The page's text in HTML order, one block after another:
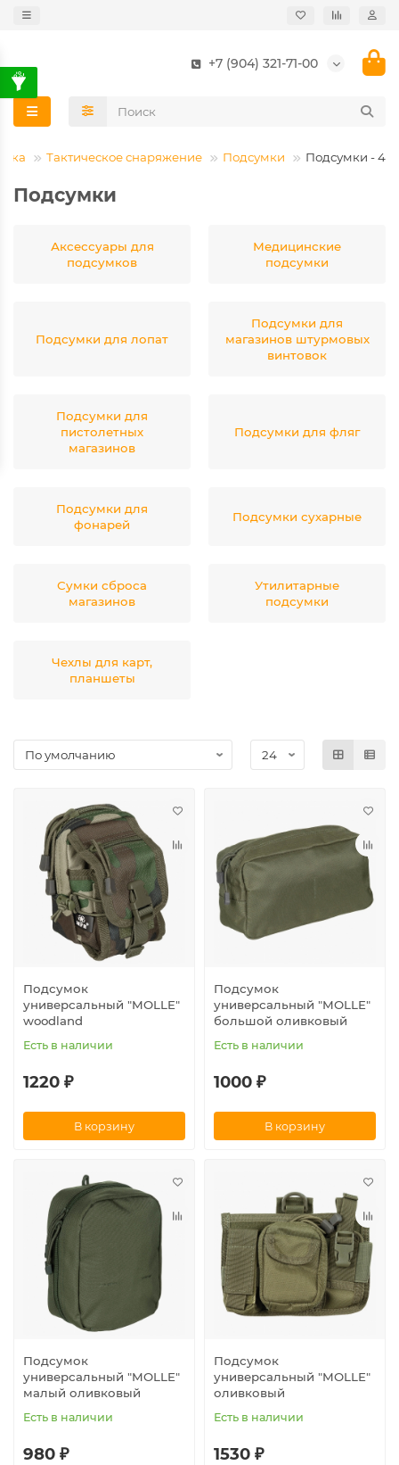
+7 (904) 321-71-00
Тактическое снаряжение Подсумки Подсумки - 4
Подсумки
Аксессуары для
подсумков
Медицинские
подсумки
Подсумки для лопат
Подсумки для
магазинов штурмовых
винтовок
Подсумки для
пистолетных
магазинов
Подсумки для фляг
Подсумки для
фонарей
Подсумки сухарные
Сумки сброса
магазинов
Утилитарные
подсумки
Чехлы для карт,
планшеты
Подсумок
универсальный "MOLLE"
woodland
Есть в наличии
1220 ₽
В корзину
Подсумок
универсальный "MOLLE"
большой оливковый
Есть в наличии
1000 ₽
В корзину
Подсумок
универсальный "MOLLE"
малый оливковый
Есть в наличии
980 ₽
Подсумок
универсальный "MOLLE"
оливковый
Есть в наличии
1530 ₽